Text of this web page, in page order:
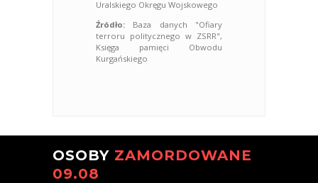
Uralskiego Okręgu Wojskowego
Źródło: Baza danych "Ofiary
terroru politycznego w ZSRR",
Księga pamięci Obwodu
Kurgańskiego
OSOBY ZAMORDOWANE
09.08